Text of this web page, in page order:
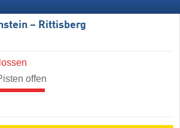
– Rittisberg
offen